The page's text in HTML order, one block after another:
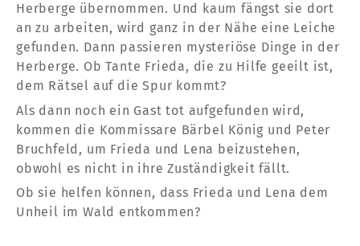
Herberge übernommen. Und kaum fängst sie dort
an zu arbeiten, wird ganz in der Nähe eine Leiche
gefunden. Dann passieren mysteriöse Dinge in der
Herberge. Ob Tante Frieda, die zu Hilfe geeilt ist,
dem Rätsel auf die Spur kommt?
Als dann noch ein Gast tot aufgefunden wird,
kommen die Kommissare Bärbel König und Peter
Bruchfeld, um Frieda und Lena beizustehen,
obwohl es nicht in ihre Zuständigkeit fällt.
Ob sie helfen können, dass Frieda und Lena dem
Unheil im Wald entkommen?